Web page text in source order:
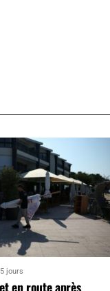
jours
en route après